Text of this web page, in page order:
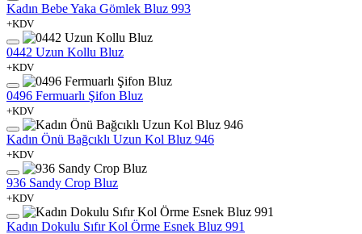
Kadın Bebe Yaka Gömlek Bluz 993
+KDV
0442 Uzun Kollu Bluz
+KDV
0496 Fermuarlı Şifon Bluz
+KDV
Kadın Önü Bağcıklı Uzun Kol Bluz 946
+KDV
936 Sandy Crop Bluz
+KDV
Kadın Dokulu Sıfır Kol Örme Esnek Bluz 991